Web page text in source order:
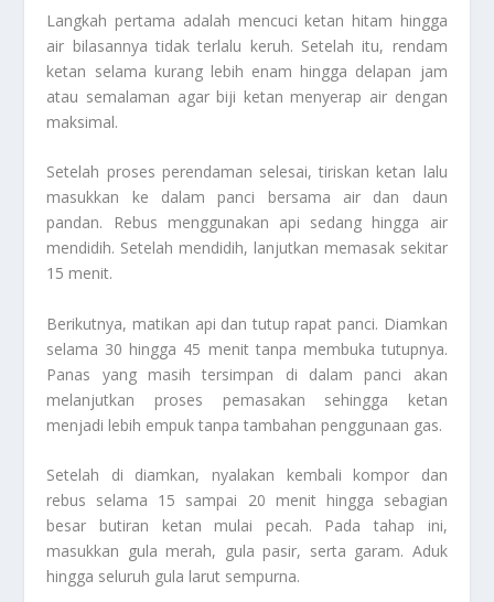
Langkah pertama adalah mencuci ketan hitam hingga
air bilasannya tidak terlalu keruh. Setelah itu, rendam
ketan selama kurang lebih enam hingga delapan jam
atau semalaman agar biji ketan menyerap air dengan
maksimal.
Setelah proses perendaman selesai, tiriskan ketan lalu
masukkan ke dalam panci bersama air dan daun
pandan. Rebus menggunakan api sedang hingga air
mendidih. Setelah mendidih, lanjutkan memasak sekitar
15 menit.
Berikutnya, matikan api dan tutup rapat panci. Diamkan
selama 30 hingga 45 menit tanpa membuka tutupnya.
Panas yang masih tersimpan di dalam panci akan
melanjutkan proses pemasakan sehingga ketan
menjadi lebih empuk tanpa tambahan penggunaan gas.
Setelah di diamkan, nyalakan kembali kompor dan
rebus selama 15 sampai 20 menit hingga sebagian
besar butiran ketan mulai pecah. Pada tahap ini,
masukkan gula merah, gula pasir, serta garam. Aduk
hingga seluruh gula larut sempurna.